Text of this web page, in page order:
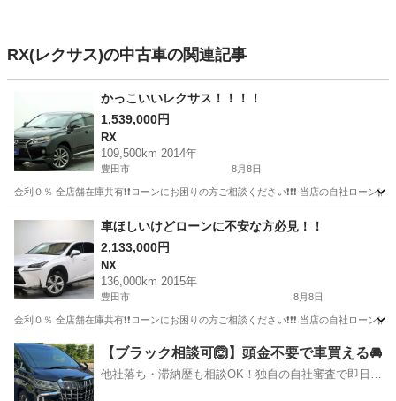
RX(レクサス)の中古車の関連記事
かっこいいレクサス！！！！
1,539,000円
RX
109,500km 2014年
豊田市 8月8日
金利０％ 全店舗在庫共有❗️❗️ローンにお困りの方ご相談ください❗️❗️❗️ 当店の自社ロ
愛知 豊田市 RX
車ほしいけどローンに不安な方必見！！
2,133,000円
NX
136,000km 2015年
豊田市 8月8日
金利０％ 全店舗在庫共有❗️❗️ローンにお困りの方ご相談ください❗️❗️❗️ 当店の自社ロ
愛知 豊田市 NX ローン
【ブラック相談可🙆】頭金不要で車買える🚘
他社落ち・滞納歴も相談OK！独自の自社審査で即日解